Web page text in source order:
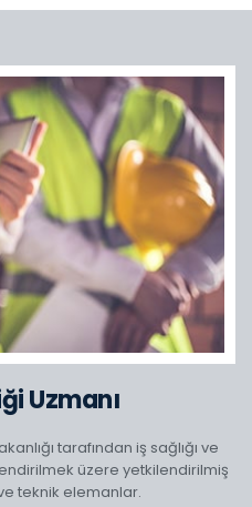
Uzmanı
tarafından iş sağlığı ve
üzere yetkilendirilmiş
teknik elemanlar.